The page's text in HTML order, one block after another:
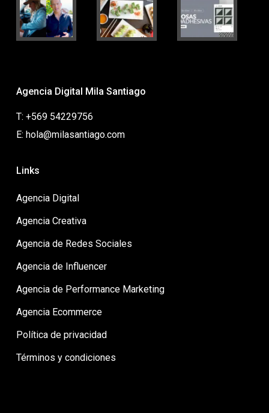
Agencia Digital Mila Santiago
T: +569 54229756
E: hola@milasantiago.com
Links
Agencia Digital
Agencia Creativa
Agencia de Redes Sociales
Agencia de Influencer
Agencia de Performance Marketing
Agencia Ecommerce
Política de privacidad
Términos y condiciones